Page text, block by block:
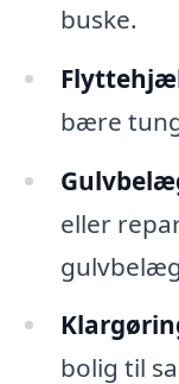
buske.
bære
eller
bolig til